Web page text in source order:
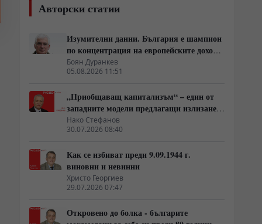
Авторски статии
Изумителни данни. България е шампион
по концентрация на европейските доходи
в ръцете на най-богатия 1%, надминава
и САЩ
Боян Дуранкев
05.08.2026 11:51
„Приобщаващ капитализъм“ – един от
западните модели предлагащи излизане
от системата на неолиберализма
Нако Стефанов
30.07.2026 08:40
Как се избиват преди 9.09.1944 г.
виновни и невинни
Христо Георгиев
29.07.2026 07:47
Откровено до болка - българите